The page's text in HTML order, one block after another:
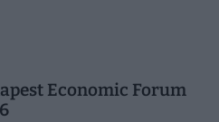
Economic Forum